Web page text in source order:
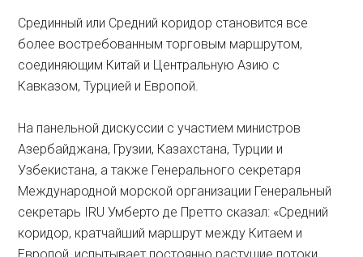
Срединный или Средний коридор становится все
более востребованным торговым маршрутом,
соединяющим Китай и Центральную Азию с
Кавказом, Турцией и Европой.
На панельной дискуссии с участием министров
Азербайджана, Грузии, Казахстана, Турции и
Узбекистана, а также Генерального секретаря
Международной морской организации Генеральный
секретарь IRU Умберто де Претто сказал: «Средний
коридор, кратчайший маршрут между Китаем и